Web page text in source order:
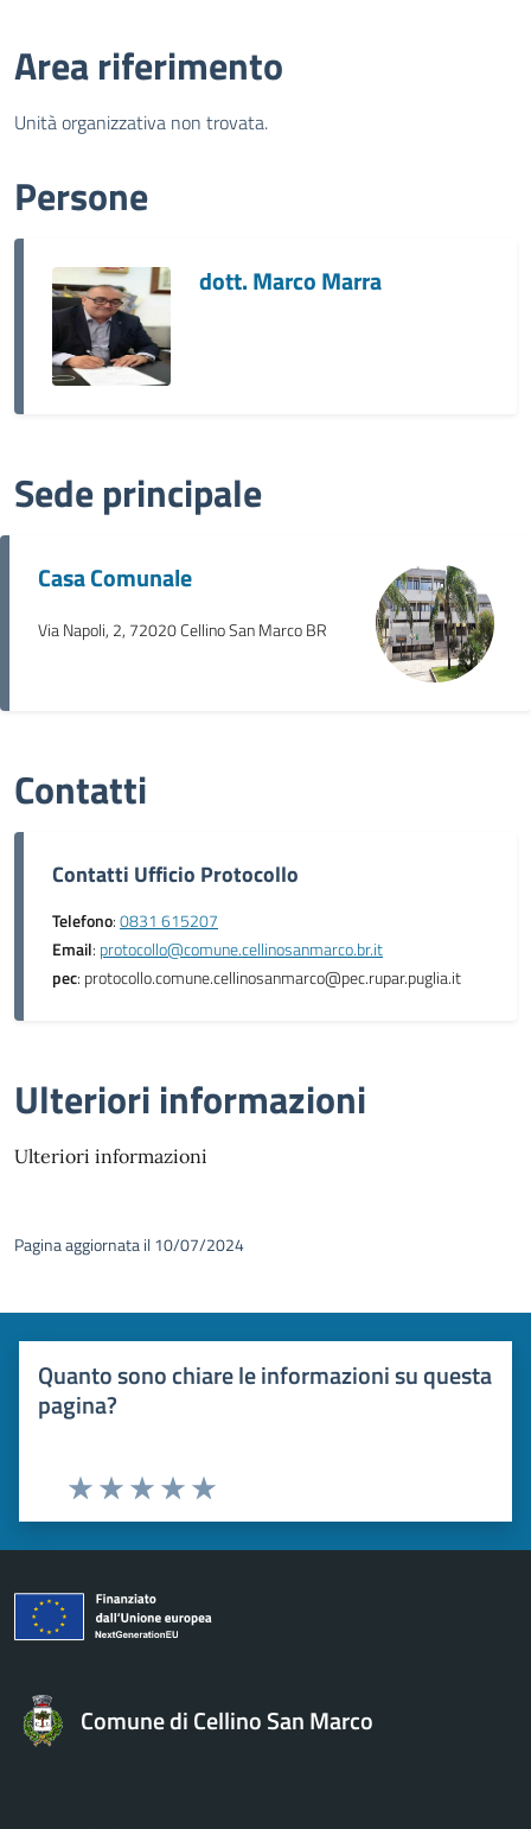
Area riferimento
Unità organizzativa non trovata.
Persone
dott. Marco Marra
Sede principale
Casa Comunale
Via Napoli, 2, 72020 Cellino San Marco BR
Contatti
Contatti Ufficio Protocollo
Telefono:0831 615207
Email: protocollo@comune.cellinosanmarco.br.it
pec: protocollo.comune.cellinosanmarco@pec.rupar.puglia.it
Ulteriori informazioni
Ulteriori informazioni
Pagina aggiornata il 10/07/2024
Quanto sono chiare le informazioni su questa
pagina?
Valuta 5 stelle su 5
Valuta 4 stelle su 5
Valuta 3 stelle su 5
Valuta 2 stelle su 5
Valuta 1 stelle su 5
Comune di Cellino San Marco